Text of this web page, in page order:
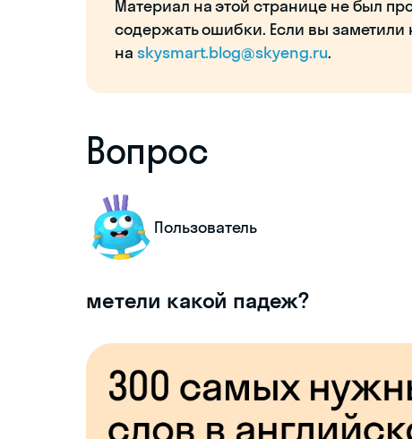
Материал на этой странице не был
содержать ошибки. Если вы заметили
на skysmart.blog@skyeng.ru.
Вопрос
Пользователь
метели какой падеж?